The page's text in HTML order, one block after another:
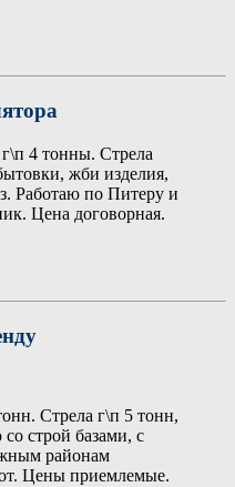
4 тонны. Стрела
жби изделия,
Работаю по Питеру и
Цена договорная.
Стрела г\п 5 тонн,
строй базами, с
районам
Цены приемлемые.